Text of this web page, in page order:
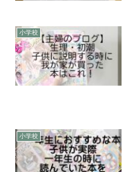
小学校
小学校